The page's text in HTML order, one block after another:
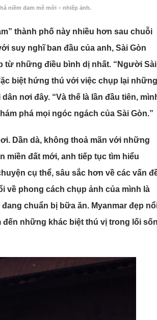
niềm đam mê mới – nhiếp ảnh.
thành phố này nhiều hơn sau chuỗi
suy nghĩ ban đầu của anh, Sài Gòn
từ những điều bình dị nhất. “Người Sài
biệt hứng thú với việc chụp lại những
nơi đây. “Và thế là lần đầu tiên,
phá mọi ngóc ngách của Sài Gòn.”
Dần dà, không thoả mãn với những
miền đất mới, anh tiếp tục tìm hiểu
cụ thể, sâu sắc hơn về các vấn
về phong cách chụp ảnh của mình là
chuẩn bị bữa ăn. Myanmar đẹp
những khác biệt thú vị trong lối